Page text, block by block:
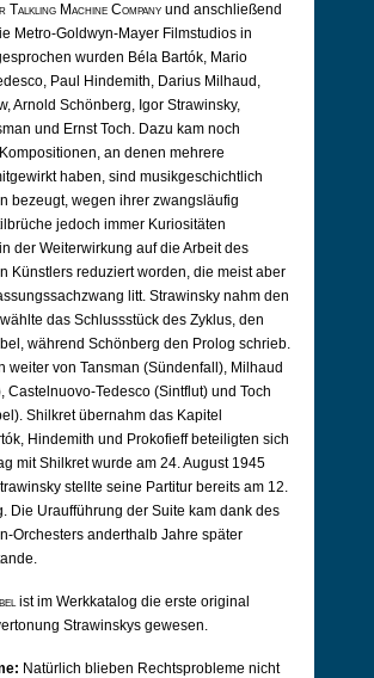
Talkling Machine Company und anschließend
Metro-Goldwyn-Mayer Filmstudios in
wurden Béla Bartók, Mario
Paul Hindemith, Darius Milhaud,
Arnold Schönberg, Igor Strawinsky,
und Ernst Toch. Dazu kam noch
an denen mehrere
haben, sind musikgeschichtlich
bezeugt, wegen ihrer zwangsläufig
jedoch immer Kuriositäten
der Weiterwirkung auf die Arbeit des
Künstlers reduziert worden, die meist aber
litt. Strawinsky nahm den
das Schlussstück des Zyklus, den
während Schönberg den Prolog schrieb.
weiter von Tansman (Sündenfall), Milhaud
Castelnuovo-Tedesco (Sintflut) und Toch
Shilkret übernahm das Kapitel
Hindemith und Prokofieff beteiligten sich
mit Shilkret wurde am 24. August 1945
stellte seine Partitur bereits am 12.
Die Uraufführung der Suite kam dank des
Orchesters anderthalb Jahre später
ist im Werkkatalog die erste original
Strawinskys gewesen.
Natürlich blieben Rechtsprobleme nicht